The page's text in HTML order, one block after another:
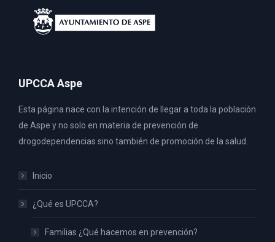
UPCCA Aspe
Esta página nace con la intención de llegar a toda la población
de Aspe y no solo en materia de prevención de
drogodependencias sino también de promoción de la salud.
Inicio
¿Qué es UPCCA?
Familias ¿Qué hacemos en prevención?